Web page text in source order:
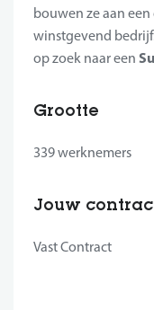
bouwen ze aan
winstgevend
op zoek naar een
Grootte
339 werknemers
Jouw
Vast Contract